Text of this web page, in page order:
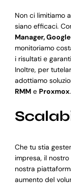
Non ci limitiamo
siano efficaci.
Manager,
monitoriamo
i risultati e
Inoltre, per
adottiamo
RMMe Proxmox.
Che tu stia
impresa, il
nostra
aumento del